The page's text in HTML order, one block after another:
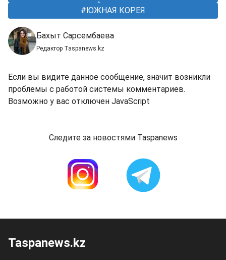
ЮЖНАЯ КОРЕЯ
Бахыт Сарсембаева
Редактор Taspanews.kz
Если вы видите данное сообщение, значит возникли
проблемы с работой системы комментариев.
Возможно у вас отключен JavaScript
Следите за новостями Taspanews
Taspanews.kz